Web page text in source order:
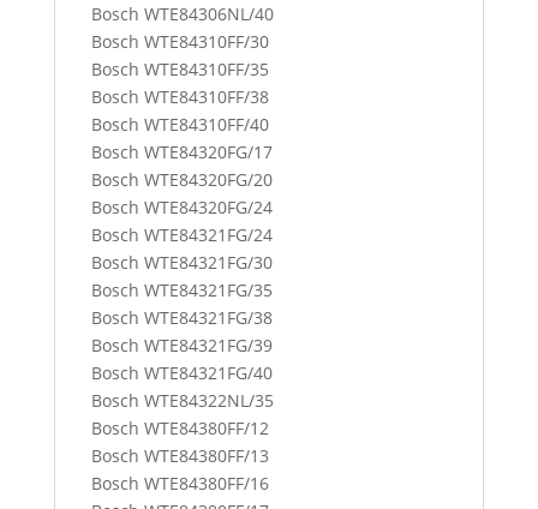
Bosch WTE84306NL/40
Bosch WTE84310FF/30
Bosch WTE84310FF/35
Bosch WTE84310FF/38
Bosch WTE84310FF/40
Bosch WTE84320FG/17
Bosch WTE84320FG/20
Bosch WTE84320FG/24
Bosch WTE84321FG/24
Bosch WTE84321FG/30
Bosch WTE84321FG/35
Bosch WTE84321FG/38
Bosch WTE84321FG/39
Bosch WTE84321FG/40
Bosch WTE84322NL/35
Bosch WTE84380FF/12
Bosch WTE84380FF/13
Bosch WTE84380FF/16